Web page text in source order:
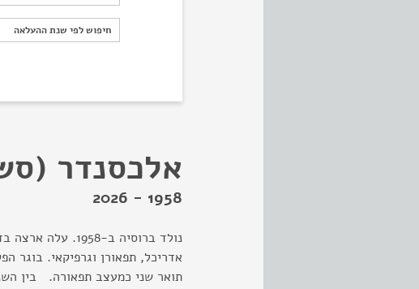
חיפוש לפי שנת ההעלאה
חיפוש לפי שנת ההעלאה
אלכסנדר
1958 - 2026
אדריכל, תפאורן וגרפיקאי. בוגר